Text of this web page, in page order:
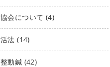
協会について (4)
活法 (14)
整動鍼 (42)